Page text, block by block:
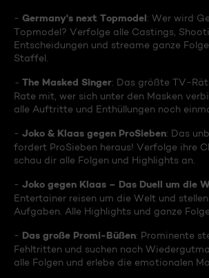
- Germany's next Topmodel: Wer wird
Topmodel? Verfolge alle Castings,
Entscheidungen und streame ganze
Staffel.
- The Masked Singer: Das größte TV-
Rate mit, wer sich unter den Masken
alle Auftritte und Enthüllungen noch
- Joko & Klaas gegen ProSieben: Das
fordert ProSieben heraus! Verfolge ihre
schau dir alle Folgen und Highlights an.
- Joko gegen Klaas – Das Duell um die
Entertainer reisen um die Welt und
Aufgaben. Alle Highlights und ganze
- Das große Promi-Büßen: Prominente
Fehltritten und suchen nach
alle Folgen und erlebe die emotionalen